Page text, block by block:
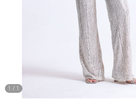
Mont & Kaban